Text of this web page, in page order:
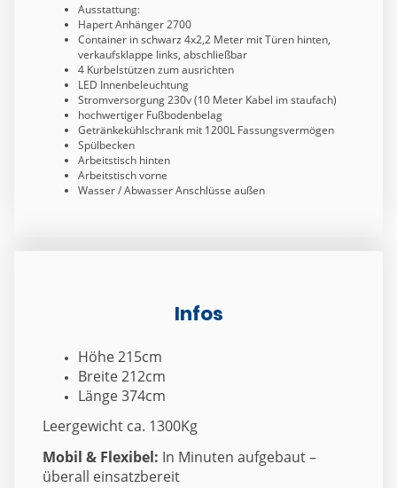
Ausstattung:
Hapert Anhänger 2700
Container in schwarz 4x2,2 Meter mit Türen hinten,
verkaufsklappe links, abschließbar
4 Kurbelstützen zum ausrichten
LED Innenbeleuchtung
Stromversorgung 230v (10 Meter Kabel im staufach)
hochwertiger Fußbodenbelag
Getränkekühlschrank mit 1200L Fassungsvermögen
Spülbecken
Arbeitstisch hinten
Arbeitstisch vorne
Wasser / Abwasser Anschlüsse außen
Infos
Höhe 215cm
Breite 212cm
Länge 374cm
Leergewicht ca. 1300Kg
Mobil & Flexibel: In Minuten aufgebaut –
überall einsatzbereit